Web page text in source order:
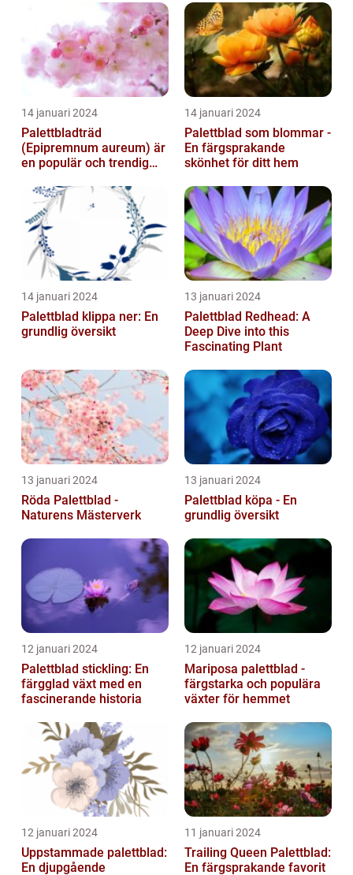
14 januari 2024
Palettbladträd
(Epipremnum aureum) är
en populär och trendig
populär de ...
14 januari 2024
Palettblad som blommar -
En färgsprakande
skönhet för ditt hem
14 januari 2024
Palettblad klippa ner: En
grundlig översikt
13 januari 2024
Palettblad Redhead: A
Deep Dive into this
Fascinating Plant
13 januari 2024
Röda Palettblad -
Naturens Mästerverk
13 januari 2024
Palettblad köpa - En
grundlig översikt
12 januari 2024
Palettblad stickling: En
färgglad växt med en
fascinerande historia
12 januari 2024
Mariposa palettblad -
färgstarka och populära
växter för hemmet
12 januari 2024
Uppstammade palettblad:
En djupgående
11 januari 2024
Trailing Queen Palettblad:
En färgsprakande favorit